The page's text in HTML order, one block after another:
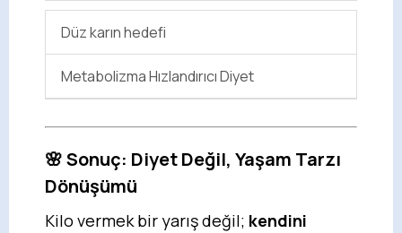
Düz karın hedefi
Metabolizma Hızlandırıcı Diyet
🌸 Sonuç: Diyet Değil, Yaşam Tarzı
Dönüşümü
Kilo vermek bir yarış değil; kendini